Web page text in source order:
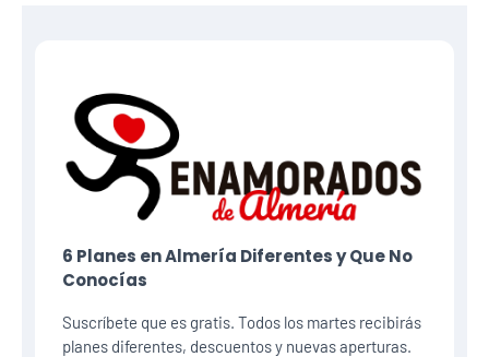
6 Planes​ en Almería Diferentes y Que No
Conocías
Suscríbete que es gratis. Todos los martes recibirás
planes diferentes, descuentos y nuevas aperturas.